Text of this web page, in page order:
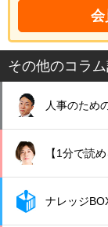
会
その他のコラ
人事のため
【1分で読
ナレッジ